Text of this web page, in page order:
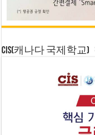
CIS(캐나다 국제학교)